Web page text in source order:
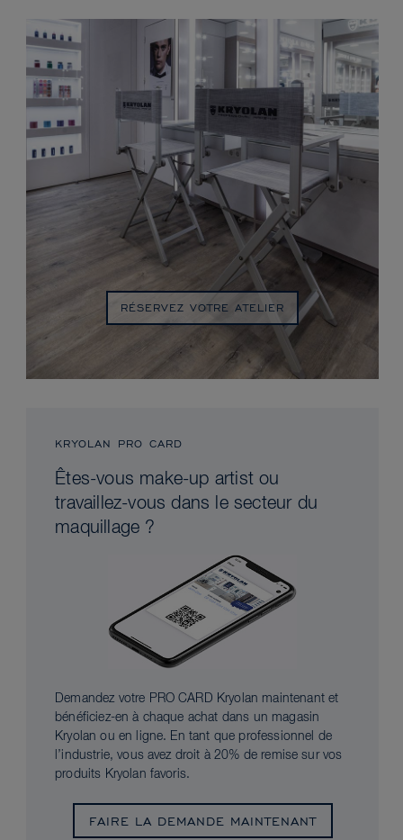
RÉSERVEZ VOTRE ATELIER
KRYOLAN PRO CARD
Êtes-vous make-up artist ou
travaillez-vous dans le secteur du
maquillage ?
Demandez votre PRO CARD Kryolan maintenant et
bénéficiez-en à chaque achat dans un magasin
Kryolan ou en ligne. En tant que professionnel de
l’industrie, vous avez droit à 20% de remise sur vos
produits Kryolan favoris.
FAIRE LA DEMANDE MAINTENANT